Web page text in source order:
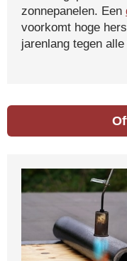
zonnepanelen. Een
voorkomt hoge
jarenlang tegen